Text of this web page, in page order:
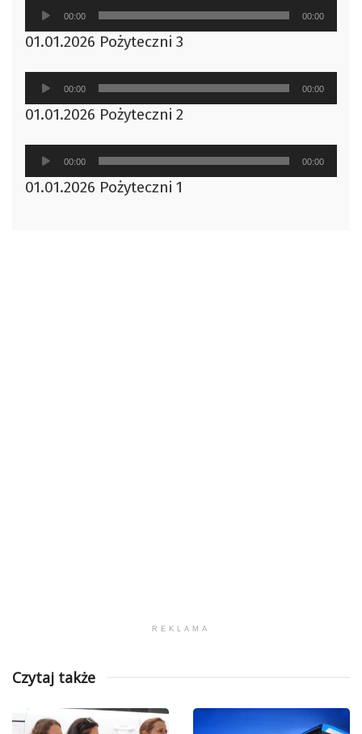
Odtwarzacz
plików
dźwiękowych
00:00 00:00
01.01.2026 Pożyteczni 3
Odtwarzacz
plików
dźwiękowych
00:00 00:00
01.01.2026 Pożyteczni 2
Odtwarzacz
plików
dźwiękowych
00:00 00:00
01.01.2026 Pożyteczni 1
REKLAMA
Czytaj także